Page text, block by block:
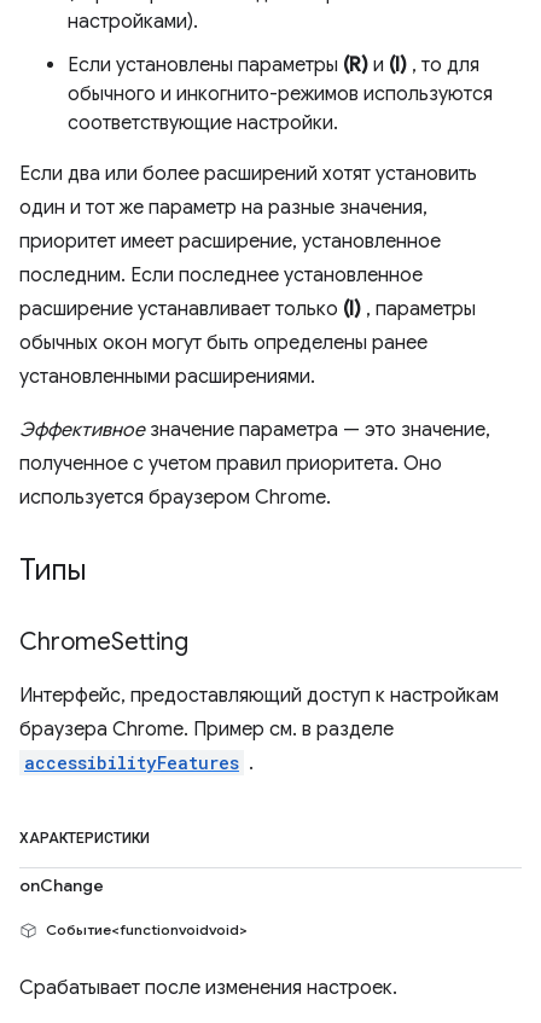
настройками).
Если установлены параметры (R) и (I) , то для
обычного и инкогнито-режимов используются
соответствующие настройки.
Если два или более расширений хотят установить
один и тот же параметр на разные значения,
приоритет имеет расширение, установленное
последним. Если последнее установленное
расширение устанавливает только (I) , параметры
обычных окон могут быть определены ранее
установленными расширениями.
Эффективноезначение параметра — это значение,
полученное с учетом правил приоритета. Оно
используется браузером Chrome.
Типы
ChromeSetting
Интерфейс, предоставляющий доступ к настройкам
браузера Chrome. Пример см. в разделе
accessibilityFeatures .
ХАРАКТЕРИСТИКИ
onChange
Событие<functionvoidvoid>
Срабатывает после изменения настроек.